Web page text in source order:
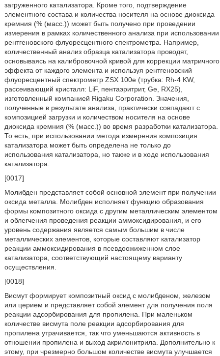
загруженного катализатора. Кроме того, подтверждение
элементного состава и количества носителя на основе диоксида
кремния (% (масс.)) может быть получено при проведении
измерения в рамках количественного анализа при использовании
рентгеновского флуоресцентного спектрометра. Например,
количественный анализ образца катализатора проводят,
основываясь на калибровочной кривой для коррекции матричного
эффекта от каждого элемента и используя рентгеновский
флуоресцентный спектрометр ZSX 100e (трубка: Rh-4 KW,
рассеивающий кристалл: LiF, пентаэритрит, Ge, RX25),
изготовленный компанией Rigaku Corporation. Значения,
полученные в результате анализа, практически совпадают с
композицией загрузки и количеством носителя на основе
диоксида кремния (% (масс.)) во время разработки катализатора.
То есть, при использовании метода измерения композиция
катализатора может быть определена не только до
использования катализатора, но также и в ходе использования
катализатора.
[0017]
Молибден представляет собой основной элемент при получении
оксида металла. Молибден исполняет функцию образования
формы композитного оксида с другим металлическим элементом
и облегчения проведения реакции аммоксидирования, и его
уровень содержания является самым большим в числе
металлических элементов, которые составляют катализатор
реакции аммоксидирования в псевдоожиженном слое
катализатора, соответствующий настоящему варианту
осуществления.
[0018]
Висмут формирует композитный оксид с молибденом, железом
или церием и представляет собой элемент для получения поля
реакции адсорбирования для пропилена. При маленьком
количестве висмута поле реакции адсорбирования для
пропилена утрачивается, так что уменьшаются активность в
отношении пропилена и выход акрилонитрила. Дополнительно к
этому, при чрезмерно большом количестве висмута улучшается